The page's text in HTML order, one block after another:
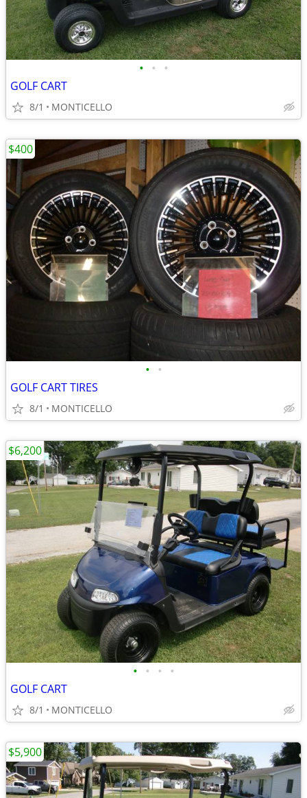
• • •
GOLF CART
8/1 MONTICELLO
• •
GOLF CART TIRES
8/1 MONTICELLO
$400
• • • •
GOLF CART
8/1 MONTICELLO
$6,200
$5,900